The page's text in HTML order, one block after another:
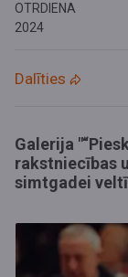
OTRDIENA
2024
Dalīties
Galerija
rakstniecības
simtgadei